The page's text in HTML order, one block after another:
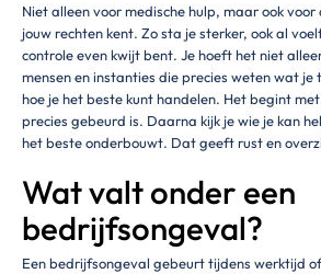
Niet alleen voor medische hulp, maar ook
jouw rechten kent. Zo sta je sterker, ook al
controle even kwijt bent. Je hoeft het niet
mensen en instanties die precies weten wat
hoe je het beste kunt handelen. Het begint
precies gebeurd is. Daarna kijk je wie je kan
het beste onderbouwt. Dat geeft rust en
Wat valt onder een
bedrijfsongeval?
Een bedrijfsongeval gebeurt tijdens werktijd